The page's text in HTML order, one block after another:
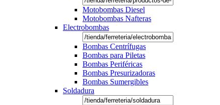
Motobombas Diesel
Motobombas Nafteras
Electrobombas
Bombas Centrífugas
Bombas para Piletas
Bombas Periféricas
Bombas Presurizadoras
Bombas Sumergibles
Soldadura